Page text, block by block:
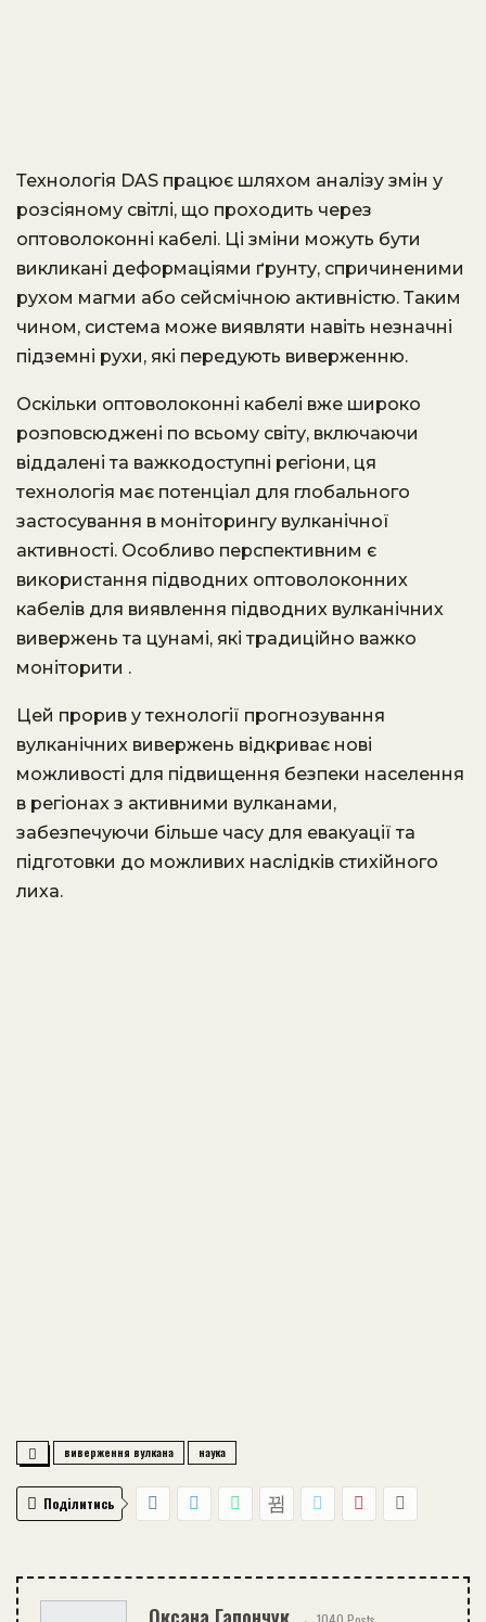
Технологія DAS працює шляхом аналізу змін у
розсіяному світлі, що проходить через
оптоволоконні кабелі. Ці зміни можуть бути
викликані деформаціями ґрунту, спричиненими
рухом магми або сейсмічною активністю. Таким
чином, система може виявляти навіть незначні
підземні рухи, які передують виверженню.
Оскільки оптоволоконні кабелі вже широко
розповсюджені по всьому світу, включаючи
віддалені та важкодоступні регіони, ця
технологія має потенціал для глобального
застосування в моніторингу вулканічної
активності. Особливо перспективним є
використання підводних оптоволоконних
кабелів для виявлення підводних вулканічних
вивержень та цунамі, які традиційно важко
моніторити .​
Цей прорив у технології прогнозування
вулканічних вивержень відкриває нові
можливості для підвищення безпеки населення
в регіонах з активними вулканами,
забезпечуючи більше часу для евакуації та
підготовки до можливих наслідків стихійного
лиха.
виверження вулкана наука
Поділитись